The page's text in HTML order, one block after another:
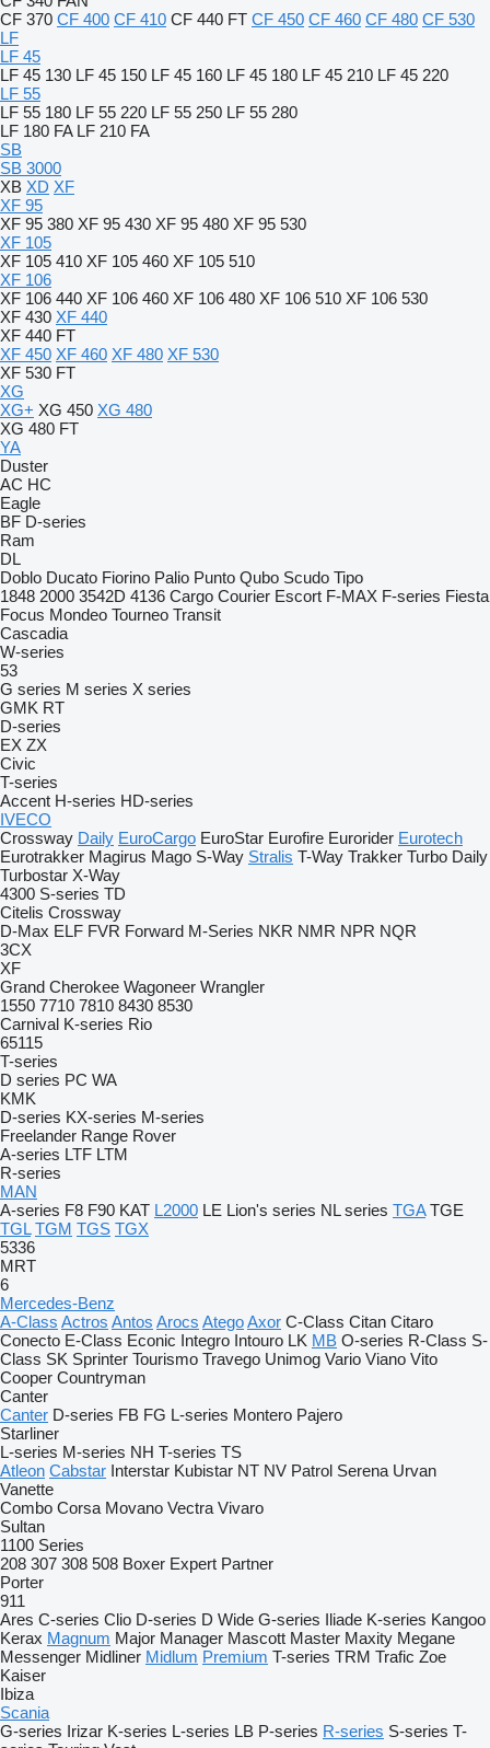
CF 370 CF 400 CF 410 CF 440 FT CF 450 CF 460 CF 480 CF 530
LF
LF 45
LF 45 130 LF 45 150 LF 45 160 LF 45 180 LF 45 210 LF 45 220
LF 55
LF 55 180 LF 55 220 LF 55 250 LF 55 280
LF 180 FA LF 210 FA
SB
SB 3000
XB XD XF
XF 95
XF 95 380 XF 95 430 XF 95 480 XF 95 530
XF 105
XF 105 410 XF 105 460 XF 105 510
XF 106
XF 106 440 XF 106 460 XF 106 480 XF 106 510 XF 106 530
XF 430 XF 440
XF 440 FT
XF 450 XF 460 XF 480 XF 530
XF 530 FT
XG
XG+ XG 450 XG 480
XG 480 FT
YA
Duster
AC HC
Eagle
BF D-series
Ram
DL
Doblo Ducato Fiorino Palio Punto Qubo Scudo Tipo
1848 2000 3542D 4136 Cargo Courier Escort F-MAX F-series Fiesta
Focus Mondeo Tourneo Transit
Cascadia
W-series
53
G series M series X series
GMK RT
D-series
EX ZX
Civic
T-series
Accent H-series HD-series
IVECO
Crossway Daily EuroCargo EuroStar Eurofire Eurorider Eurotech
Eurotrakker Magirus Mago S-Way Stralis T-Way Trakker Turbo Daily
Turbostar X-Way
4300 S-series TD
Citelis Crossway
D-Max ELF FVR Forward M-Series NKR NMR NPR NQR
3CX
XF
Grand Cherokee Wagoneer Wrangler
1550 7710 7810 8430 8530
Carnival K-series Rio
65115
T-series
D series PC WA
KMK
D-series KX-series M-series
Freelander Range Rover
A-series LTF LTM
R-series
MAN
A-series F8 F90 KAT L2000 LE Lion's series NL series TGA TGE
TGL TGM TGS TGX
5336
MRT
6
Mercedes-Benz
A-Class Actros Antos Arocs AtegoAxor C-Class Citan Citaro
Conecto E-Class Econic Integro Intouro LK MB O-series R-Class S-
Class SK Sprinter Tourismo Travego Unimog Vario Viano Vito
Cooper Countryman
Canter
Canter D-series FB FG L-series Montero Pajero
Starliner
L-series M-series NH T-series TS
Atleon Cabstar Interstar Kubistar NT NV Patrol Serena Urvan
Vanette
Combo Corsa Movano Vectra Vivaro
Sultan
1100 Series
208 307 308 508 Boxer Expert Partner
Porter
911
Ares C-series Clio D-series D Wide G-series Iliade K-series Kangoo
Kerax Magnum Major Manager Mascott Master Maxity Megane
Messenger Midliner Midlum Premium T-series TRM Trafic Zoe
Kaiser
Ibiza
Scania
G-series Irizar K-series L-series LB P-series R-series S-series T-